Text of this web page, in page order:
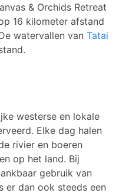
& Orchids Retreat
16 kilometer afstand
watervallen van Tatai
westerse en lokale
Elke dag halen
rivier en boeren
op het land. Bij
gebruik van
er dan ook steeds een